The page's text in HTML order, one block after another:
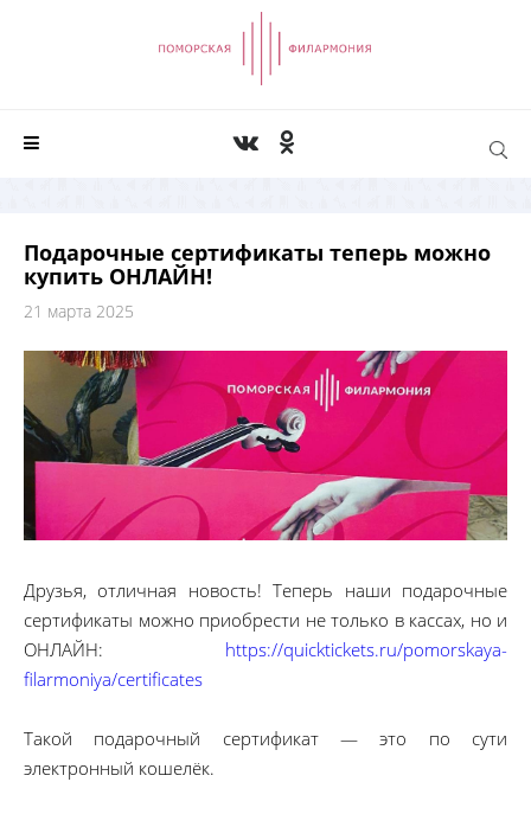
Подарочные сертификаты теперь можно
купить ОНЛАЙН!
21 марта 2025
Друзья, отличная новость! Теперь наши подарочные
сертификаты можно приобрести не только в кассах, но и
ОНЛАЙН: https://quicktickets.ru/pomorskaya-
filarmoniya/certificates
Такой подарочный сертификат — это по сути
электронный кошелёк.